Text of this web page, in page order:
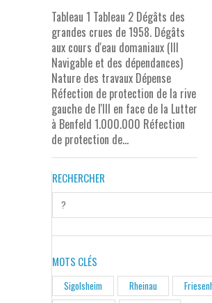
Tableau 1 Tableau 2 Dégâts des
grandes crues de 1958. Dégâts
aux cours d'eau domaniaux (III
Navigable et des dépendances)
Nature des travaux Dépense
Réfection de protection de la rive
gauche de l'Ill en face de la Lutter
à Benfeld 1.000.000 Réfection
de protection de...
RECHERCHER
MOTS CLÉS
Sigolsheim Rheinau